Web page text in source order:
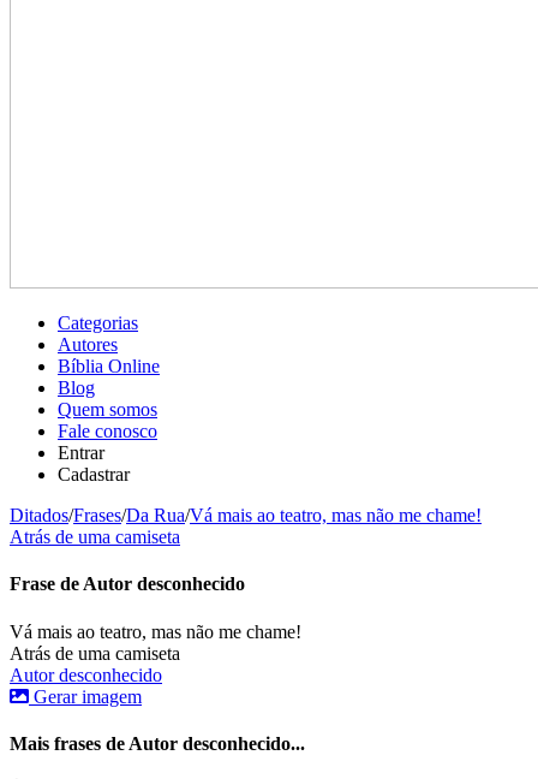
Categorias
Autores
Bíblia Online
Blog
Quem somos
Fale conosco
Entrar
Cadastrar
Ditados/Frases/Da Rua/Vá mais ao teatro, mas não me chame!
Atrás de uma camiseta
Frase de Autor desconhecido
Vá mais ao teatro, mas não me chame!
Atrás de uma camiseta
Autor desconhecido
Gerar imagem
Mais frases de Autor desconhecido...